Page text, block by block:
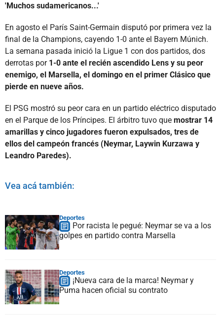
'Muchos sudamericanos...'
En agosto el París Saint-Germain disputó por primera vez la
final de la Champions, cayendo 1-0 ante el Bayern Múnich.
La semana pasada inició la Ligue 1 con dos partidos, dos
derrotas por 1-0 ante el recién ascendido Lens y su peor
enemigo, el Marsella, el domingo en el primer Clásico que
pierde en nueve años.
El PSG mostró su peor cara en un partido eléctrico disputado
en el Parque de los Príncipes. El árbitro tuvo que mostrar 14
amarillas y cinco jugadores fueron expulsados, tres de
ellos del campeón francés (Neymar, Laywin Kurzawa y
Leandro Paredes).
Vea acá también:
Deportes
Por racista le pegué: Neymar se va a los
golpes en partido contra Marsella
Deportes
¡Nueva cara de la marca! Neymar y
Puma hacen oficial su contrato